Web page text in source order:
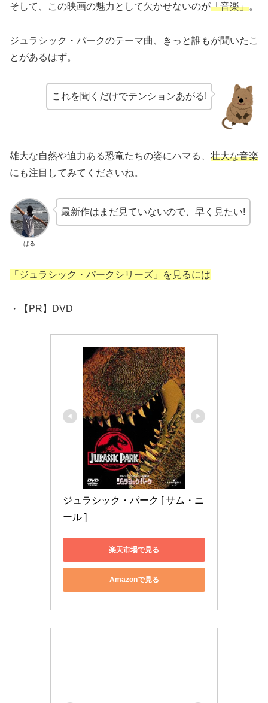
そして、この映画の魅力として欠かせないのが「音楽」。
ジュラシック・パークのテーマ曲、きっと誰もが聞いたこ
とがあるはず。
これを聞くだけでテンションあがる!
雄大な自然や迫力ある恐竜たちの姿にハマる、 壮大な音楽
にも注目してみてくださいね。
ぱる
最新作はまだ見ていないので、早く見たい!
「ジュラシック・パークシリーズ」を見るには
・【PR】DVD
ジュラシック・パーク [ サム・ニ
ール ]
楽天市場で見る
Amazonで見る